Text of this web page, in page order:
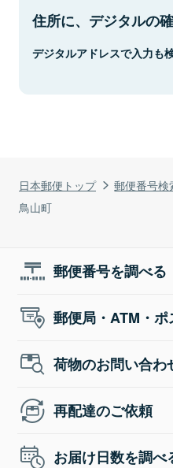
日本郵便トップ 郵便番号検
鳥山町
住所に、デジタルの確
デジタルアドレスで入力も
郵便番号を調べる
郵便局・ATM・
荷物のお問い合わ
再配達のご依頼
お届け日数を調べ